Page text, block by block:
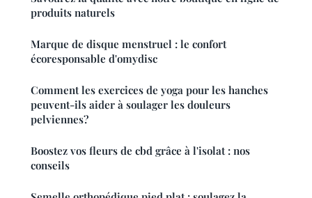
produits naturels
Marque de disque menstruel : le confort
écoresponsable d'omydisc
Comment les exercices de yoga pour les hanches
peuvent-ils aider à soulager les douleurs
pelviennes?
Boostez vos fleurs de cbd grâce à l'isolat : nos
conseils